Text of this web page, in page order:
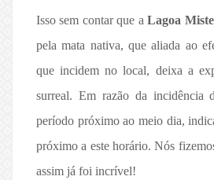
Isso sem contar que aLagoa
pela mata nativa, que aliada ao
que incidem no local, deixa a
surreal. Em razão da incidência
período próximo ao meio dia,
próximo a este horário. Nós
assim já foi incrível!